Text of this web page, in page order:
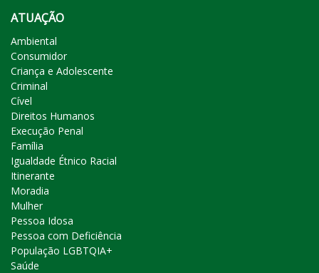
ATUAÇÃO
Ambiental
Consumidor
Criança e Adolescente
Criminal
Cível
Direitos Humanos
Execução Penal
Família
Igualdade Étnico Racial
Itinerante
Moradia
Mulher
Pessoa Idosa
Pessoa com Deficiência
População LGBTQIA+
Saúde